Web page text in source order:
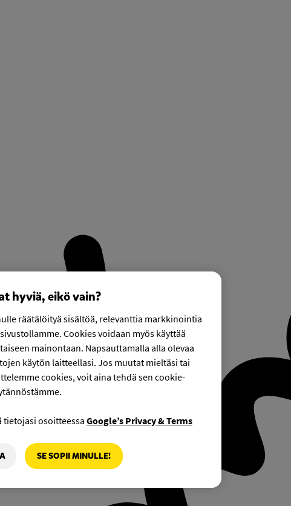
hyviä, eikö vain?
räätälöityä sisältöä, relevanttia markkinointia
Cookies voidaan myös käyttää
mainontaan. Napsauttamalla alla olevaa
käytön laitteellasi. Jos muutat mieltäsi tai
cookies, voit aina tehdä sen cookie-
tietojasi osoitteessa Google’s Privacy & Terms
SE SOPII MINULLE!